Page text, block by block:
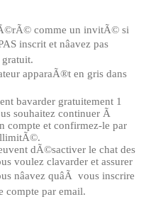
comme un invitÃ© si
inscrit et nâavez pas
apparaÃ®t en gris dans
bavarder gratuitement 1
souhaitez continuer Ã
compte et confirmez-le par
dÃ©sactiver le chat des
voulez clavarder et assurer
quâÃ vous inscrire
par email.
OFFER!